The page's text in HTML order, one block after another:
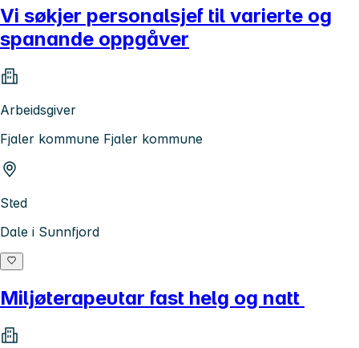
Vi søkjer personalsjef til varierte og
spanande oppgåver
Arbeidsgiver
Fjaler kommune Fjaler kommune
Sted
Dale i Sunnfjord
Miljøterapeutar fast helg og natt